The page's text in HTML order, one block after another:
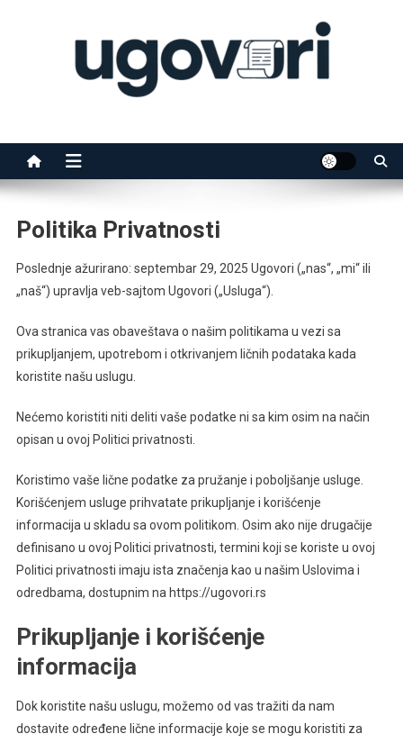
Politika Privatnosti
Poslednje ažurirano: septembar 29, 2025 Ugovori („nas“, „mi“ ili
„naš“) upravlja veb-sajtom Ugovori („Usluga“).
Ova stranica vas obaveštava o našim politikama u vezi sa
prikupljanjem, upotrebom i otkrivanjem ličnih podataka kada
koristite našu uslugu.
Nećemo koristiti niti deliti vaše podatke ni sa kim osim na način
opisan u ovoj Politici privatnosti.
Koristimo vaše lične podatke za pružanje i poboljšanje usluge.
Korišćenjem usluge prihvatate prikupljanje i korišćenje
informacija u skladu sa ovom politikom. Osim ako nije drugačije
definisano u ovoj Politici privatnosti, termini koji se koriste u ovoj
Politici privatnosti imaju ista značenja kao u našim Uslovima i
odredbama, dostupnim na https://ugovori.rs
Prikupljanje i korišćenje
informacija
Dok koristite našu uslugu, možemo od vas tražiti da nam
dostavite određene lične informacije koje se mogu koristiti za